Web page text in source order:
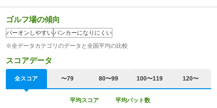
ゴルフ場の傾向
パーオンしやすいバンカーになりにくい
※全データカテゴリのデータと全国平均の比較
スコアデータ
全スコア 〜79 80〜99 100〜119 120〜
平均スコア 平均パット数